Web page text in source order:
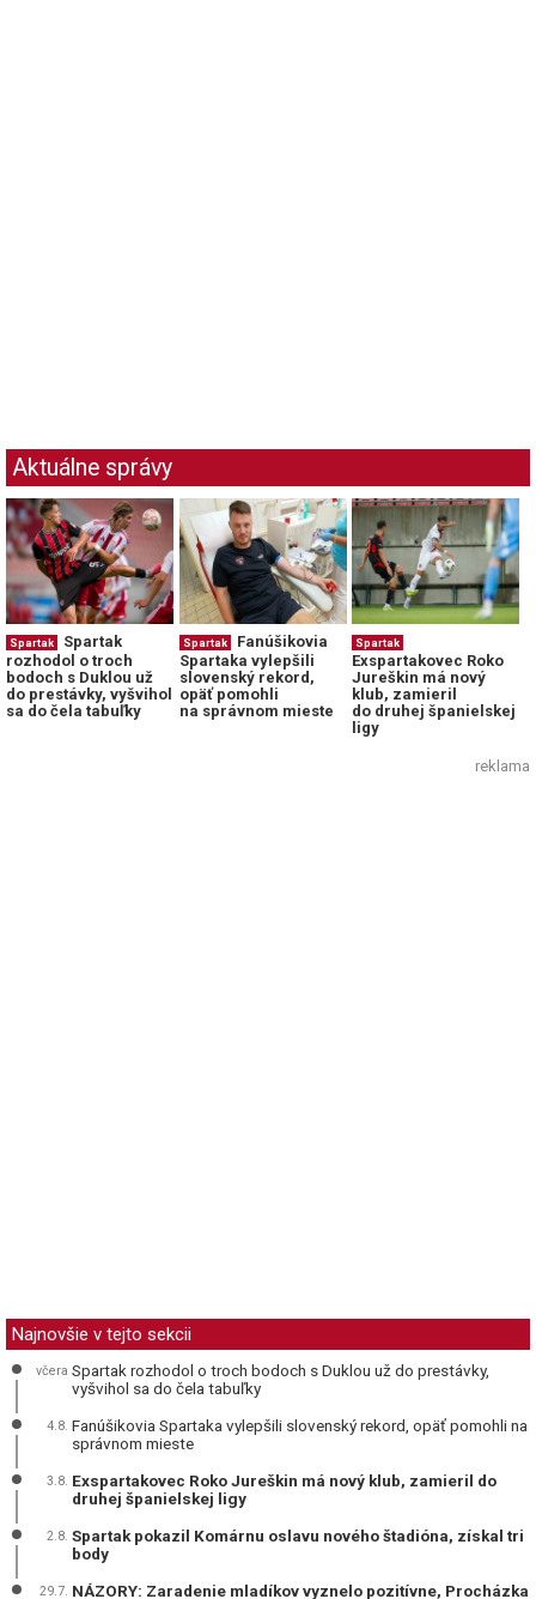
Aktuálne správy
Spartak
Spartak
rozhodol o troch
bodoch s Duklou už
do prestávky, vyšvihol
sa do čela tabuľky
Spartak
Fanúšikovia
Spartaka vylepšili
slovenský rekord,
opäť pomohli
na správnom mieste
Spartak
Exspartakovec Roko
Jureškin má nový
klub, zamieril
do druhej španielskej
ligy
reklama
Najnovšie v tejto sekcii
včera Spartak rozhodol o troch bodoch s Duklou už do prestávky,
vyšvihol sa do čela tabuľky
4.8. Fanúšikovia Spartaka vylepšili slovenský rekord, opäť pomohli na
správnom mieste
3.8. Exspartakovec Roko Jureškin má nový klub, zamieril do
druhej španielskej ligy
2.8. Spartak pokazil Komárnu oslavu nového štadióna, získal tri
body
29.7. NÁZORY: Zaradenie mladíkov vyznelo pozitívne, Procházka